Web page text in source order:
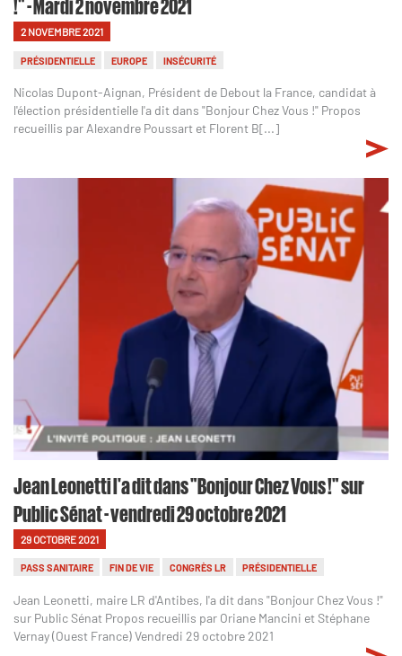
!" - Mardi 2 novembre 2021
2 NOVEMBRE 2021
PRÉSIDENTIELLE EUROPE INSÉCURITÉ
Nicolas Dupont-Aignan, Président de Debout la France, candidat à
l'élection présidentielle l'a dit dans "Bonjour Chez Vous !" Propos
recueillis par Alexandre Poussart et Florent B[...]
Jean Leonetti l'a dit dans "Bonjour Chez Vous !" sur
Public Sénat - vendredi 29 octobre 2021
29 OCTOBRE 2021
PASS SANITAIRE FIN DE VIE CONGRÈS LR PRÉSIDENTIELLE
Jean Leonetti, maire LR d'Antibes, l'a dit dans "Bonjour Chez Vous !"
sur Public Sénat Propos recueillis par Oriane Mancini et Stéphane
Vernay (Ouest France) Vendredi 29 octobre 2021